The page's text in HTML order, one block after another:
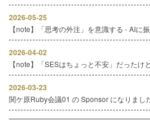
2026-05-25
【note】「思考の外注」を意識する - AIに
2026-04-02
【note】「SESはちょっと不安」だったけ
2026-03-23
関ケ原Ruby会議01 の Sponsor になりまし